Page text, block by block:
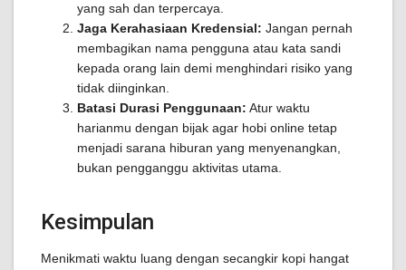
yang sah dan terpercaya.
Jaga Kerahasiaan Kredensial: Jangan pernah
membagikan nama pengguna atau kata sandi
kepada orang lain demi menghindari risiko yang
tidak diinginkan.
Batasi Durasi Penggunaan: Atur waktu
harianmu dengan bijak agar hobi online tetap
menjadi sarana hiburan yang menyenangkan,
bukan pengganggu aktivitas utama.
Kesimpulan
Menikmati waktu luang dengan secangkir kopi hangat